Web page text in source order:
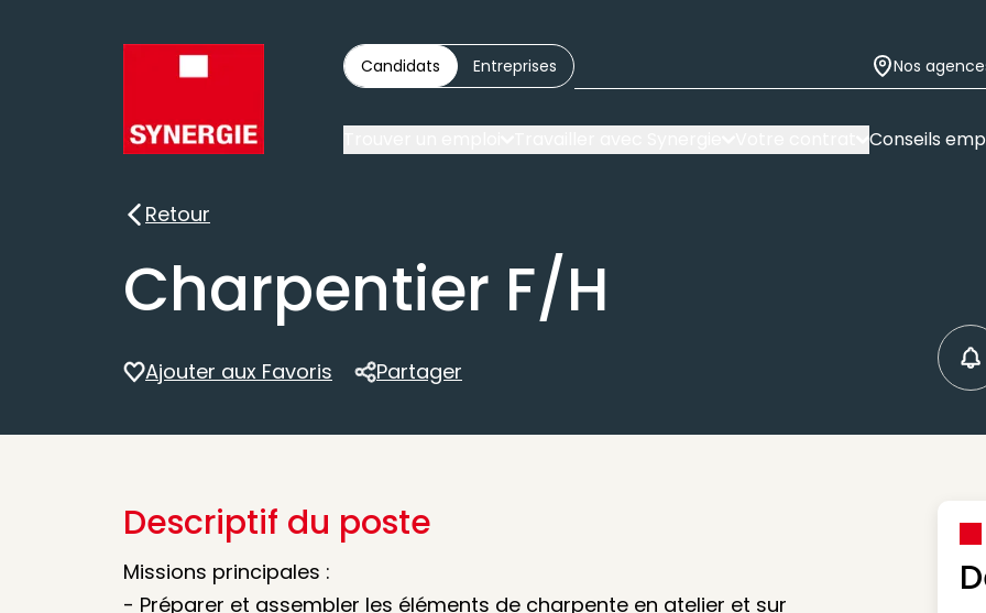
Candidats Entreprises Nos
Conseils
Retour
Retour
Charpentier F/H
Ajouter aux Favoris
Partager
Partager
Descriptif du poste
Missions principales :
- Préparer et assembler les éléments de charpente en atelier et sur